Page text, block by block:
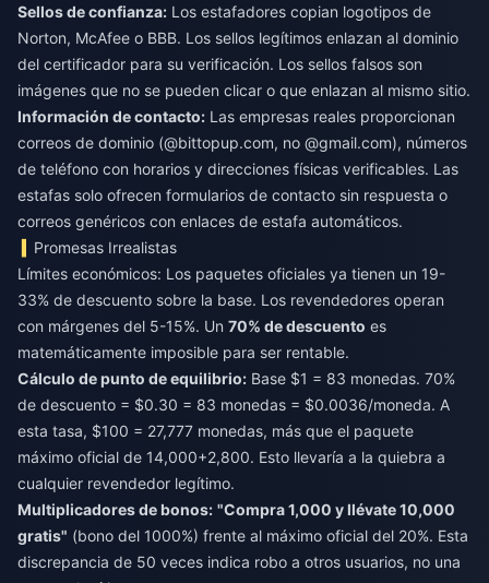
Sellos de confianza: Los estafadores copian logotipos de
Norton, McAfee o BBB. Los sellos legítimos enlazan al dominio
del certificador para su verificación. Los sellos falsos son
imágenes que no se pueden clicar o que enlazan al mismo sitio.
Información de contacto: Las empresas reales proporcionan
correos de dominio (@bittopup.com, no @gmail.com), números
de teléfono con horarios y direcciones físicas verificables. Las
estafas solo ofrecen formularios de contacto sin respuesta o
correos genéricos con enlaces de estafa automáticos.
Promesas Irrealistas
Límites económicos: Los paquetes oficiales ya tienen un 19-
33% de descuento sobre la base. Los revendedores operan
con márgenes del 5-15%. Un 70% de descuento es
matemáticamente imposible para ser rentable.
Cálculo de punto de equilibrio: Base $1 = 83 monedas. 70%
de descuento = $0.30 = 83 monedas = $0.0036/moneda. A
esta tasa, $100 = 27,777 monedas, más que el paquete
máximo oficial de 14,000+2,800. Esto llevaría a la quiebra a
cualquier revendedor legítimo.
Multiplicadores de bonos: "Compra 1,000 y llévate 10,000
gratis" (bono del 1000%) frente al máximo oficial del 20%. Esta
discrepancia de 50 veces indica robo a otros usuarios, no una